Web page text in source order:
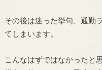
その後は迷った挙句、通勤
てしまいます。
こんなはずではなかったと